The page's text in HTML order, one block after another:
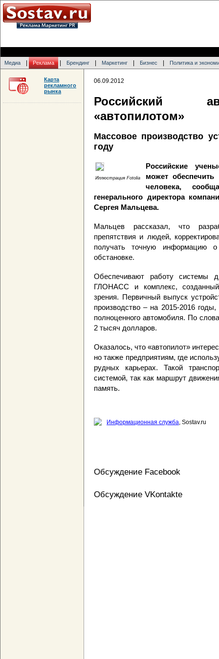
Медиа Реклама Брендинг Маркетинг Бизнес Политика и
06.09.2012
Российский
«автопилотом»
Массовое производство
году
Иллюстрация Fotolia
Российские
может обеспечить
человека,
генерального директора
Сергея Мальцева.
Мальцев рассказал, что
препятствия и людей,
получать точную информацию
обстановке.
Обеспечивают работу системы
ГЛОНАСС и комплекс, созданный
зрения. Первичный выпуск
производство – на 2015-2016
полноценного автомобиля. По
2 тысяч долларов.
Оказалось, что «автопилот»
но также предприятиям, где
рудных карьерах. Такой
системой, так как маршрут
память.
Информационная служба, Sostav.ru
Обсуждение Facebook
Обсуждение VKontakte
Карта
рекламного
рынка